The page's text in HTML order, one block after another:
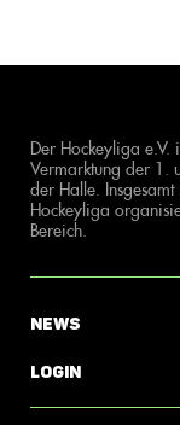
Der Hockeyliga
Vermarktung der 1.
der Halle.
Hockeyliga
Bereich.
News
Login